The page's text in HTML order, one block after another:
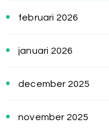
februari 2026
januari 2026
december 2025
november 2025